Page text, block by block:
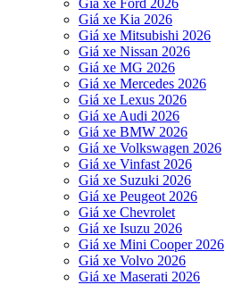
Giá xe Ford 2026
Giá xe Kia 2026
Giá xe Mitsubishi 2026
Giá xe Nissan 2026
Giá xe MG 2026
Giá xe Mercedes 2026
Giá xe Lexus 2026
Giá xe Audi 2026
Giá xe BMW 2026
Giá xe Volkswagen 2026
Giá xe Vinfast 2026
Giá xe Suzuki 2026
Giá xe Peugeot 2026
Giá xe Chevrolet
Giá xe Isuzu 2026
Giá xe Mini Cooper 2026
Giá xe Volvo 2026
Giá xe Maserati 2026